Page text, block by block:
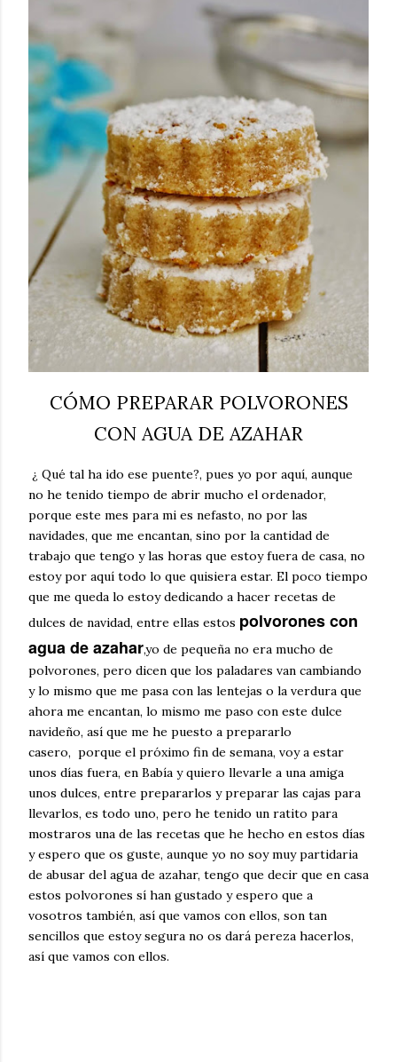
CÓMO PREPARAR POLVORONES
CON AGUA DE AZAHAR
¿ Qué tal ha ido ese puente?, pues yo por aquí, aunque
no he tenido tiempo de abrir mucho el ordenador,
porque este mes para mi es nefasto, no por las
navidades, que me encantan, sino por la cantidad de
trabajo que tengo y las horas que estoy fuera de casa, no
estoy por aquí todo lo que quisiera estar. El poco tiempo
que me queda lo estoy dedicando a hacer recetas de
dulces de navidad, entre ellas estos polvorones con
agua de azahar,yo de pequeña no era mucho de
polvorones, pero dicen que los paladares van cambiando
y lo mismo que me pasa con las lentejas o la verdura que
ahora me encantan, lo mismo me paso con este dulce
navideño, así que me he puesto a prepararlo
casero, porque el próximo fin de semana, voy a estar
unos días fuera, en Babía y quiero llevarle a una amiga
unos dulces, entre prepararlos y preparar las cajas para
llevarlos, es todo uno, pero he tenido un ratito para
mostraros una de las recetas que he hecho en estos días
y espero que os guste, aunque yo no soy muy partidaria
de abusar del agua de azahar, tengo que decir que en casa
estos polvorones sí han gustado y espero que a
vosotros también, así que vamos con ellos, son tan
sencillos que estoy segura no os dará pereza hacerlos,
así que vamos con ellos.